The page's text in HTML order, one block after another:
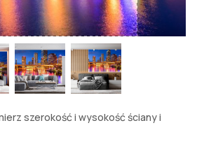
szerokość i wysokość ściany i